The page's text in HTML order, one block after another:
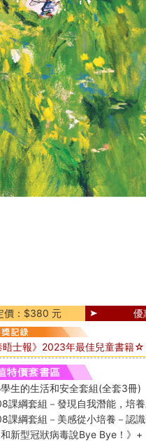
價：$380 元 優
士報》2023年最佳兒童書籍☆
生的生活和安全套組(全套3冊)
課綱套組－發現自我潛能，培
課綱套組－美感從小培養－認
和新型冠狀病毒說Bye Bye！》